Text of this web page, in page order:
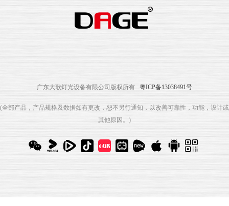
广东大歌灯光设备有限公司版权所有 粤ICP备13038491号
(全部产品，产品规格及数据如有更改，恕不另行通知，以改善可靠性，功能，设计或
其他原因。)